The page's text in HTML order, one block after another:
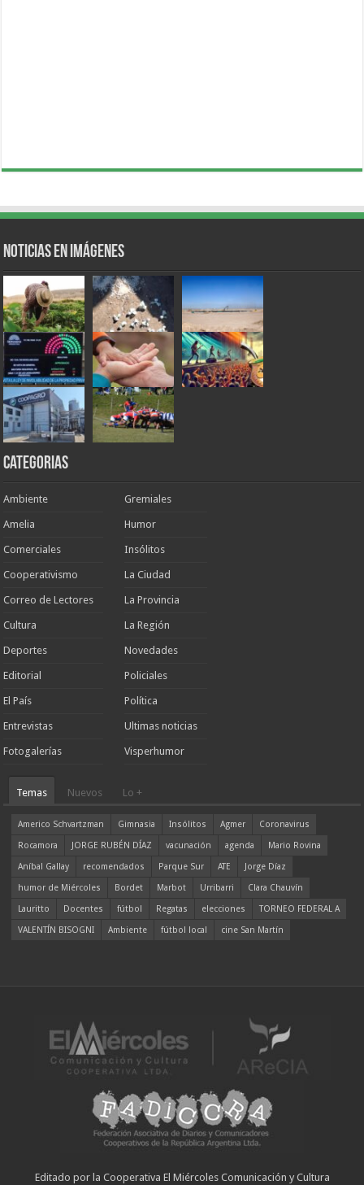
Noticias en Imágenes
Categorias
Ambiente
Amelia
Comerciales
Cooperativismo
Correo de Lectores
Cultura
Deportes
Editorial
El País
Entrevistas
Fotogalerías
Gremiales
Humor
Insólitos
La Ciudad
La Provincia
La Región
Novedades
Policiales
Política
Ultimas noticias
Visperhumor
Temas Nuevos Lo +
Americo Schvartzman Gimnasia Insólitos Agmer
Coronavirus
Rocamora
JORGE RUBÉN DÍAZ vacunación agenda
Mario Rovina
Aníbal Gallay
recomendados Parque Sur ATE
Jorge Díaz
humor de Miércoles
Bordet Marbot Urribarri
Clara Chauvín
Lauritto
Docentes fútbol Regatas elecciones
TORNEO FEDERAL A
VALENTÍN BISOGNI
Ambiente fútbol local cine San Martín
Editado por la Cooperativa El Miércoles Comunicación y Cultura